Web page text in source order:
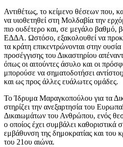
Αντιθέτως, το κείμενο θέσεων που,
να υιοθετηθεί στη Μολδαβία την
πιο ουδέτερο και, σε μεγάλο βαθμό,
ΕΔΔΑ. Ωστόσο, εξακολουθεί να
τα κράτη επικεντρώνονται στην ουσία
προσέγγισης του Δικαστηρίου
όπως οι αιτούντες άσυλο και οι
μπορούσε να σηματοδοτήσει
και ως προς άλλες ευάλωτες ομάδες.
Το Ίδρυμα Μαραγκοπούλου για τα
στηρίζει την ανεξαρτησία του
Δικαιωμάτων του Ανθρώπου, ενός
ο οποίος έχει συμβάλει καθοριστικά
εμβάθυνση της δημοκρατίας και του
του 21ου αιώνα.